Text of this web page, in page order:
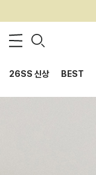
26SS 신상 BEST